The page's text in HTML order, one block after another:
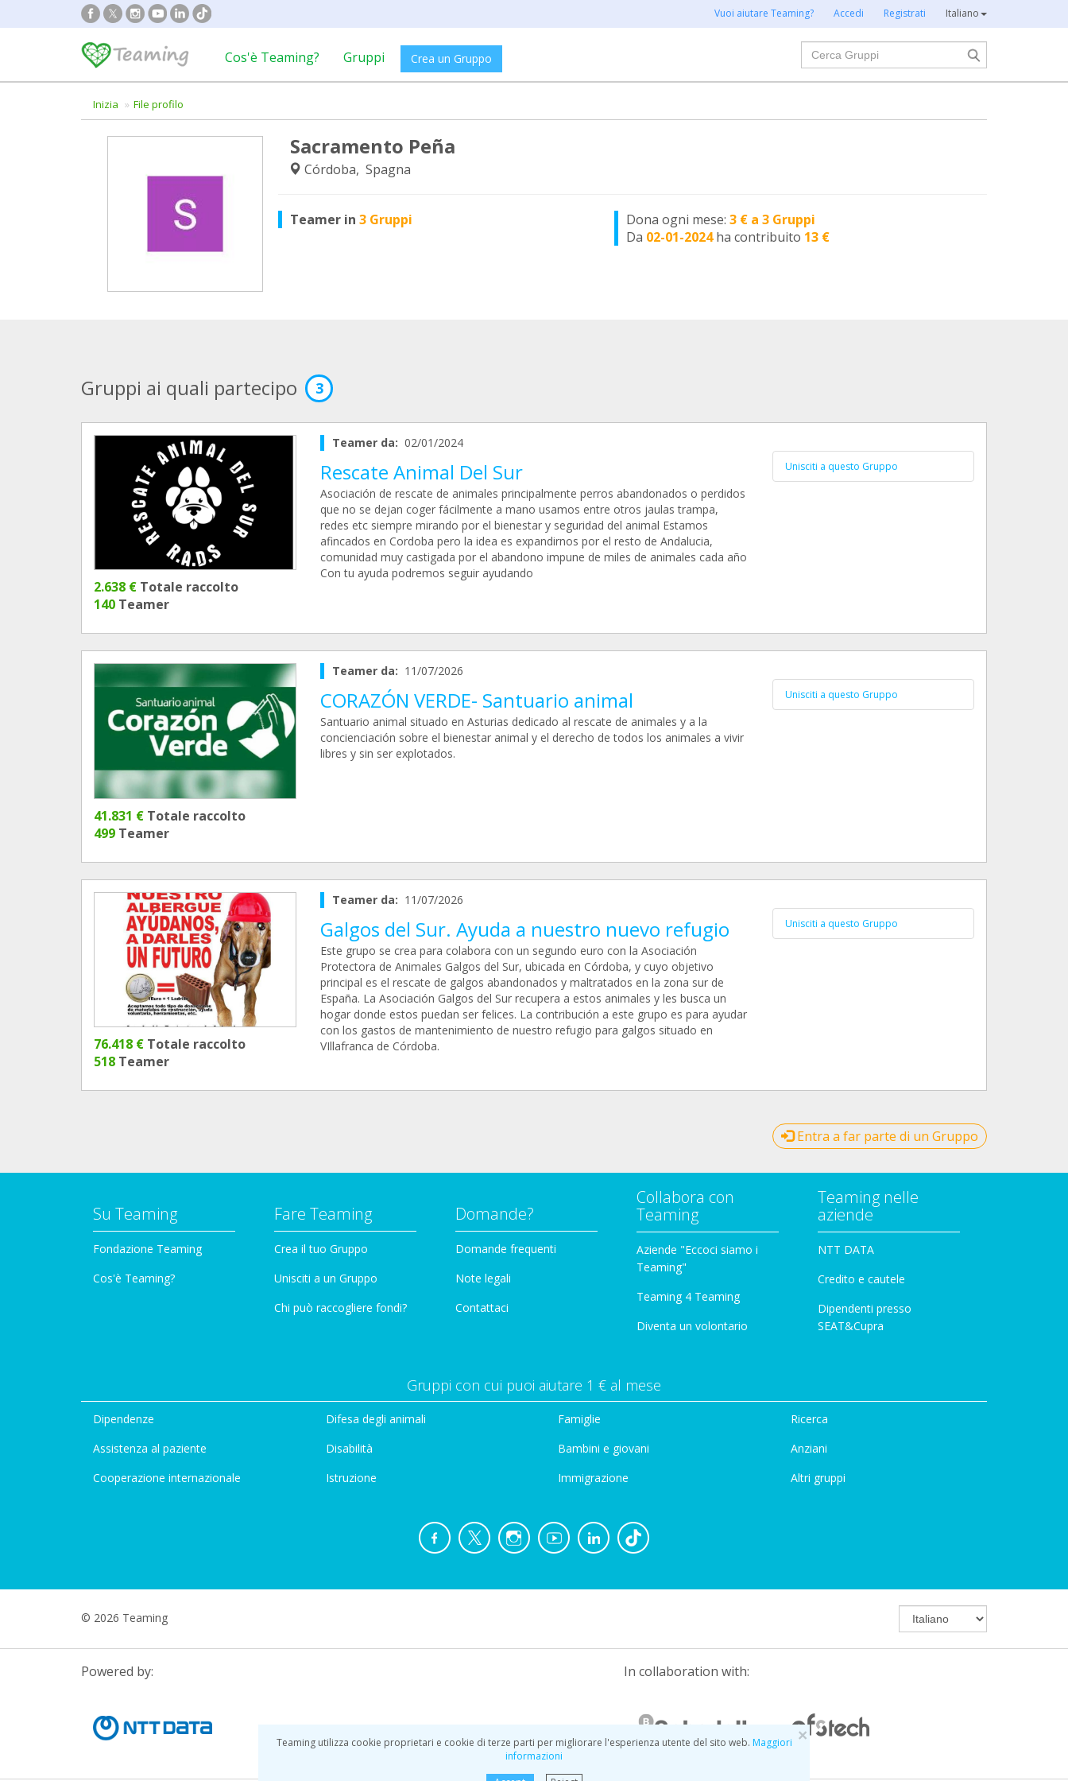
×
Teaming utilizza cookie proprietari e cookie di terze parti per migliorare l'esperienza utente del sito web. Maggiori
informazioni
Vuoi aiutare Teaming? Accedi Registrati Italiano
Cos'è Teaming? Gruppi Crea un Gruppo
Cerca
Inizia File profilo
Sacramento Peña
Córdoba, Spagna
Teamer in 3 Gruppi Dona ogni mese:3 € a 3 Gruppi
Da 02-01-2024 ha contribuito 13 €
Gruppi ai quali partecipo 3
2.638 € Totale raccolto
140 Teamer
Teamer da: 02/01/2024
Rescate Animal Del Sur
Asociación de rescate de animales principalmente perros abandonados o perdidos
que no se dejan coger fácilmente a mano usamos entre otros jaulas trampa,
redes etc siempre mirando por el bienestar y seguridad del animal Estamos
afincados en Cordoba pero la idea es expandirnos por el resto de Andalucia,
comunidad muy castigada por el abandono impune de miles de animales cada año
Con tu ayuda podremos seguir ayudando
Unisciti a questo Gruppo
41.831 € Totale raccolto
499 Teamer
Teamer da: 11/07/2026
CORAZÓN VERDE- Santuario animal
Santuario animal situado en Asturias dedicado al rescate de animales y a la
concienciación sobre el bienestar animal y el derecho de todos los animales a vivir
libres y sin ser explotados.
Unisciti a questo Gruppo
76.418 € Totale raccolto
518 Teamer
Teamer da: 11/07/2026
Galgos del Sur. Ayuda a nuestro nuevo refugio
Este grupo se crea para colabora con un segundo euro con la Asociación
Protectora de Animales Galgos del Sur, ubicada en Córdoba, y cuyo objetivo
principal es el rescate de galgos abandonados y maltratados en la zona sur de
España. La Asociación Galgos del Sur recupera a estos animales y les busca un
hogar donde estos puedan ser felices. La contribución a este grupo es para ayudar
con los gastos de mantenimiento de nuestro refugio para galgos situado en
VIllafranca de Córdoba.
Unisciti a questo Gruppo
Entra a far parte di un Gruppo
Su Teaming
Fondazione Teaming
Cos'è Teaming?
Fare Teaming
Crea il tuo Gruppo
Unisciti a un Gruppo
Chi può raccogliere fondi?
Domande?
Domande frequenti
Note legali
Contattaci
Collabora con
Teaming
Aziende "Eccoci siamo i
Teaming"
Teaming 4 Teaming
Diventa un volontario
Teaming nelle
aziende
NTT DATA
Credito e cautele
Dipendenti presso
SEAT&Cupra
Gruppi con cui puoi aiutare 1 € al mese
Dipendenze
Assistenza al paziente
Cooperazione internazionale
Difesa degli animali
Disabilità
Istruzione
Famiglie
Bambini e giovani
Immigrazione
Ricerca
Anziani
Altri gruppi
© 2026 Teaming
Powered by: In collaboration with: